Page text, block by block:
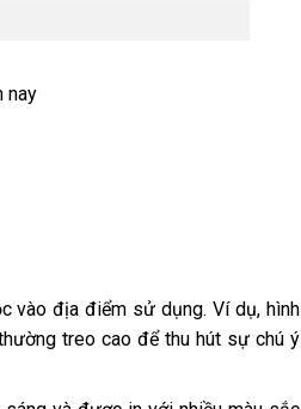
nay
vào địa điểm sử dụng. Ví dụ, hình
treo cao để thu hút sự chú ý